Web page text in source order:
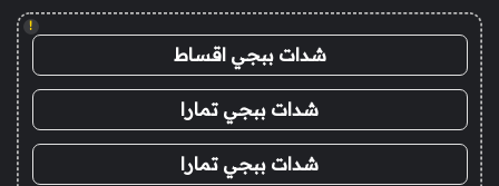
!
شدات ببجي اقساط
شدات ببجي تمارا
شدات ببجي تمارا